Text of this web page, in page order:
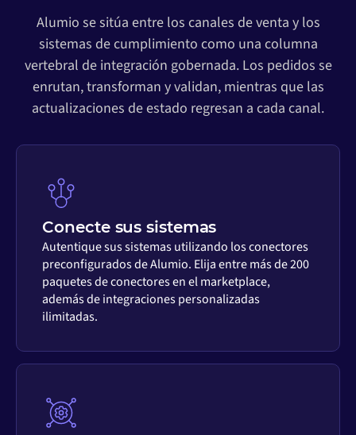
Alumio se sitúa entre los canales de venta y los
sistemas de cumplimiento como una columna
vertebral de integración gobernada. Los pedidos se
enrutan, transforman y validan, mientras que las
actualizaciones de estado regresan a cada canal.
Conecte sus sistemas
Autentique sus sistemas utilizando los conectores
preconfigurados de Alumio. Elija entre más de 200
paquetes de conectores en el marketplace,
además de integraciones personalizadas
ilimitadas.